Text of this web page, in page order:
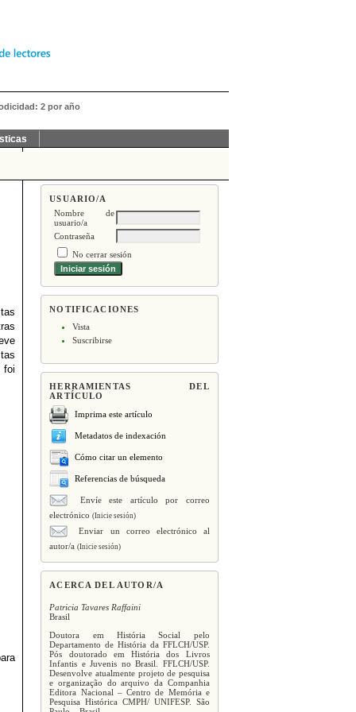
2 por año
USUARIO/A
Nombre de
usuario/a
Contraseña
No cerrar sesión
NOTIFICACIONES
Vista
Suscribirse
HERRAMIENTAS DEL
ARTÍCULO
Imprima este artículo
Metadatos de indexación
Cómo citar un elemento
Referencias de búsqueda
Envíe este artículo por correo
electrónico(Inicie sesión)
Enviar un correo electrónico al
autor/a(Inicie sesión)
ACERCA DEL AUTOR/A
Patricia Tavares Raffaini
Brasil
Doutora em História Social pelo
Departamento de História da FFLCH/USP.
Pós doutorado em História dos Livros
Infantis e Juvenis no Brasil. FFLCH/USP.
Desenvolve atualmente projeto de pesquisa
e organização do arquivo da Companhia
Editora Nacional – Centro de Memória e
Pesquisa Histórica CMPH/ UNIFESP. São
foi